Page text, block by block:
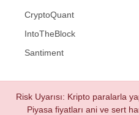
CryptoQuant
IntoTheBlock
Santiment
Risk Uyarısı: Kripto paralarla
Piyasa fiyatları ani ve sert